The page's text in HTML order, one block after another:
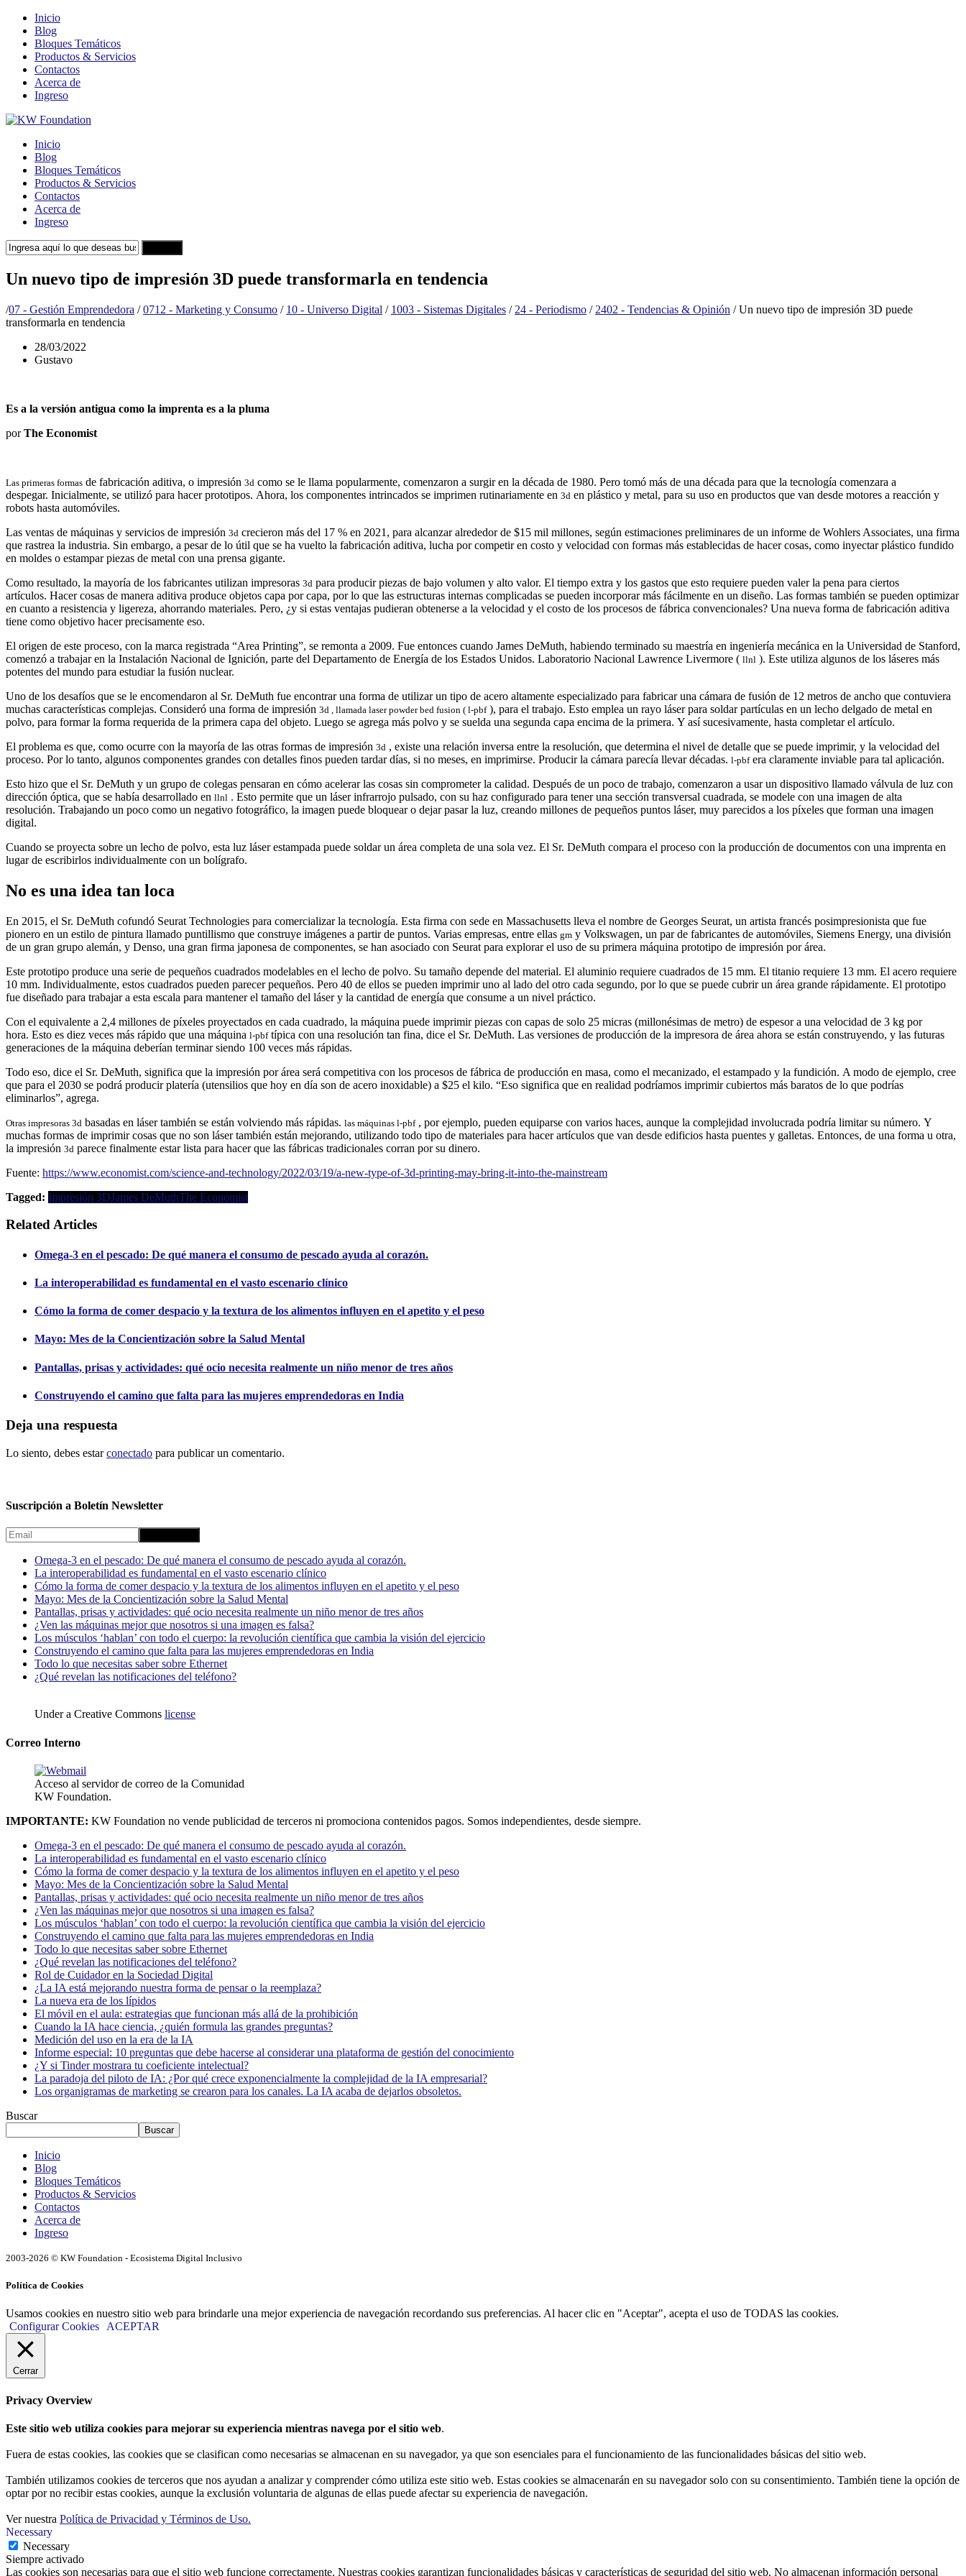
Inicio
Blog
Bloques Temáticos
Productos & Servicios
Contactos
Acerca de
Ingreso
Inicio
Blog
Bloques Temáticos
Productos & Servicios
Contactos
Acerca de
Ingreso
Un nuevo tipo de impresión 3D puede transformarla en tendencia
/07 - Gestión Emprendedora / 0712 - Marketing y Consumo / 10 - Universo Digital / 1003 - Sistemas Digitales / 24 - Periodismo / 2402 - Tendencias & Opinión /Un nuevo tipo de impresión 3D puede
transformarla en tendencia
28/03/2022
Gustavo
Es a la versión antigua como la imprenta es a la pluma
porThe Economist
Las primeras formas de fabricación aditiva, o impresión 3d como se le llama popularmente, comenzaron a surgir en la década de 1980. Pero tomó más de una década para que la tecnología comenzara a
despegar. Inicialmente, se utilizó para hacer prototipos. Ahora, los componentes intrincados se imprimen rutinariamente en 3d en plástico y metal, para su uso en productos que van desde motores a reacción y
robots hasta automóviles.
Las ventas de máquinas y servicios de impresión 3d crecieron más del 17 % en 2021, para alcanzar alrededor de $15 mil millones, según estimaciones preliminares de un informe de Wohlers Associates, una firma
que rastrea la industria. Sin embargo, a pesar de lo útil que se ha vuelto la fabricación aditiva, lucha por competir en costo y velocidad con formas más establecidas de hacer cosas, como inyectar plástico fundido
en moldes o estampar piezas de metal con una prensa gigante.
Como resultado, la mayoría de los fabricantes utilizan impresoras 3d para producir piezas de bajo volumen y alto valor. El tiempo extra y los gastos que esto requiere pueden valer la pena para ciertos
artículos. Hacer cosas de manera aditiva produce objetos capa por capa, por lo que las estructuras internas complicadas se pueden incorporar más fácilmente en un diseño. Las formas también se pueden optimizar
en cuanto a resistencia y ligereza, ahorrando materiales. Pero, ¿y si estas ventajas pudieran obtenerse a la velocidad y el costo de los procesos de fábrica convencionales? Una nueva forma de fabricación aditiva
tiene como objetivo hacer precisamente eso.
El origen de este proceso, con la marca registrada “Area Printing”, se remonta a 2009. Fue entonces cuando James DeMuth, habiendo terminado su maestría en ingeniería mecánica en la Universidad de Stanford,
comenzó a trabajar en la Instalación Nacional de Ignición, parte del Departamento de Energía de los Estados Unidos. Laboratorio Nacional Lawrence Livermore ( llnl ). Este utiliza algunos de los láseres más
potentes del mundo para estudiar la fusión nuclear.
Uno de los desafíos que se le encomendaron al Sr. DeMuth fue encontrar una forma de utilizar un tipo de acero altamente especializado para fabricar una cámara de fusión de 12 metros de ancho que contuviera
muchas características complejas. Consideró una forma de impresión 3d , llamada laser powder bed fusion ( l-pbf), para el trabajo. Esto emplea un rayo láser para soldar partículas en un lecho delgado de metal en
polvo, para formar la forma requerida de la primera capa del objeto. Luego se agrega más polvo y se suelda una segunda capa encima de la primera. Y así sucesivamente, hasta completar el artículo.
El problema es que, como ocurre con la mayoría de las otras formas de impresión 3d , existe una relación inversa entre la resolución, que determina el nivel de detalle que se puede imprimir, y la velocidad del
proceso. Por lo tanto, algunos componentes grandes con detalles finos pueden tardar días, si no meses, en imprimirse. Producir la cámara parecía llevar décadas. l-pbfera claramente inviable para tal aplicación.
Esto hizo que el Sr. DeMuth y un grupo de colegas pensaran en cómo acelerar las cosas sin comprometer la calidad. Después de un poco de trabajo, comenzaron a usar un dispositivo llamado válvula de luz con
dirección óptica, que se había desarrollado en llnl . Esto permite que un láser infrarrojo pulsado, con su haz configurado para tener una sección transversal cuadrada, se modele con una imagen de alta
resolución. Trabajando un poco como un negativo fotográfico, la imagen puede bloquear o dejar pasar la luz, creando millones de pequeños puntos láser, muy parecidos a los píxeles que forman una imagen
digital.
Cuando se proyecta sobre un lecho de polvo, esta luz láser estampada puede soldar un área completa de una sola vez. El Sr. DeMuth compara el proceso con la producción de documentos con una imprenta en
lugar de escribirlos individualmente con un bolígrafo.
No es una idea tan loca
En 2015, el Sr. DeMuth cofundó Seurat Technologies para comercializar la tecnología. Esta firma con sede en Massachusetts lleva el nombre de Georges Seurat, un artista francés posimpresionista que fue
pionero en un estilo de pintura llamado puntillismo que construye imágenes a partir de puntos. Varias empresas, entre ellas gm y Volkswagen, un par de fabricantes de automóviles, Siemens Energy, una división
de un gran grupo alemán, y Denso, una gran firma japonesa de componentes, se han asociado con Seurat para explorar el uso de su primera máquina prototipo de impresión por área.
Este prototipo produce una serie de pequeños cuadrados modelables en el lecho de polvo. Su tamaño depende del material. El aluminio requiere cuadrados de 15 mm. El titanio requiere 13 mm. El acero requiere
10 mm. Individualmente, estos cuadrados pueden parecer pequeños. Pero 40 de ellos se pueden imprimir uno al lado del otro cada segundo, por lo que se puede cubrir un área grande rápidamente. El prototipo
fue diseñado para trabajar a esta escala para mantener el tamaño del láser y la cantidad de energía que consume a un nivel práctico.
Con el equivalente a 2,4 millones de píxeles proyectados en cada cuadrado, la máquina puede imprimir piezas con capas de solo 25 micras (millonésimas de metro) de espesor a una velocidad de 3 kg por
hora. Esto es diez veces más rápido que una máquina l-pbftípica con una resolución tan fina, dice el Sr. DeMuth. Las versiones de producción de la impresora de área ahora se están construyendo, y las futuras
generaciones de la máquina deberían terminar siendo 100 veces más rápidas.
Todo eso, dice el Sr. DeMuth, significa que la impresión por área será competitiva con los procesos de fábrica de producción en masa, como el mecanizado, el estampado y la fundición. A modo de ejemplo, cree
que para el 2030 se podrá producir platería (utensilios que hoy en día son de acero inoxidable) a $25 el kilo. “Eso significa que en realidad podríamos imprimir cubiertos más baratos de lo que podrías
eliminarlos”, agrega.
Otras impresoras 3d basadas en láser también se están volviendo más rápidas. las máquinas l-pbf, por ejemplo, pueden equiparse con varios haces, aunque la complejidad involucrada podría limitar su número. Y
muchas formas de imprimir cosas que no son láser también están mejorando, utilizando todo tipo de materiales para hacer artículos que van desde edificios hasta puentes y galletas. Entonces, de una forma u otra,
la impresión 3d parece finalmente estar lista para hacer que las fábricas tradicionales corran por su dinero.
Fuente: https://www.economist.com/science-and-technology/2022/03/19/a-new-type-of-3d-printing-may-bring-it-into-the-mainstream
Tagged: Impresión 3DJames DeMuthThe Economist
Related Articles
Omega-3 en el pescado: De qué manera el consumo de pescado ayuda al corazón.
La interoperabilidad es fundamental en el vasto escenario clínico
Cómo la forma de comer despacio y la textura de los alimentos influyen en el apetito y el peso
Mayo: Mes de la Concientización sobre la Salud Mental
Pantallas, prisas y actividades: qué ocio necesita realmente un niño menor de tres años
Construyendo el camino que falta para las mujeres emprendedoras en India
Deja una respuesta
Lo siento, debes estarconectado para publicar un comentario.
Suscripción a Boletín Newsletter
Omega-3 en el pescado: De qué manera el consumo de pescado ayuda al corazón.
La interoperabilidad es fundamental en el vasto escenario clínico
Cómo la forma de comer despacio y la textura de los alimentos influyen en el apetito y el peso
Mayo: Mes de la Concientización sobre la Salud Mental
Pantallas, prisas y actividades: qué ocio necesita realmente un niño menor de tres años
¿Ven las máquinas mejor que nosotros si una imagen es falsa?
Los músculos ‘hablan’ con todo el cuerpo: la revolución científica que cambia la visión del ejercicio
Construyendo el camino que falta para las mujeres emprendedoras en India
Todo lo que necesitas saber sobre Ethernet
¿Qué revelan las notificaciones del teléfono?
Under a Creative Commons license
Correo Interno
Acceso al servidor de correo de la Comunidad
KW Foundation.
IMPORTANTE: KW Foundation no vende publicidad de terceros ni promociona contenidos pagos. Somos independientes, desde siempre.
Omega-3 en el pescado: De qué manera el consumo de pescado ayuda al corazón.
La interoperabilidad es fundamental en el vasto escenario clínico
Cómo la forma de comer despacio y la textura de los alimentos influyen en el apetito y el peso
Mayo: Mes de la Concientización sobre la Salud Mental
Pantallas, prisas y actividades: qué ocio necesita realmente un niño menor de tres años
¿Ven las máquinas mejor que nosotros si una imagen es falsa?
Los músculos ‘hablan’ con todo el cuerpo: la revolución científica que cambia la visión del ejercicio
Construyendo el camino que falta para las mujeres emprendedoras en India
Todo lo que necesitas saber sobre Ethernet
¿Qué revelan las notificaciones del teléfono?
Rol de Cuidador en la Sociedad Digital
¿La IA está mejorando nuestra forma de pensar o la reemplaza?
La nueva era de los lípidos
El móvil en el aula: estrategias que funcionan más allá de la prohibición
Cuando la IA hace ciencia, ¿quién formula las grandes preguntas?
Medición del uso en la era de la IA
Informe especial: 10 preguntas que debe hacerse al considerar una plataforma de gestión del conocimiento
¿Y si Tinder mostrara tu coeficiente intelectual?
La paradoja del piloto de IA: ¿Por qué crece exponencialmente la complejidad de la IA empresarial?
Los organigramas de marketing se crearon para los canales. La IA acaba de dejarlos obsoletos.
Buscar
Buscar
Inicio
Blog
Bloques Temáticos
Productos & Servicios
Contactos
Acerca de
Ingreso
2003-2026 © KW Foundation - Ecosistema Digital Inclusivo
Política de Cookies
Usamos cookies en nuestro sitio web para brindarle una mejor experiencia de navegación recordando sus preferencias. Al hacer clic en "Aceptar", acepta el uso de TODAS las cookies.
Configurar Cookies
ACEPTAR
Cerrar
Privacy Overview
Este sitio web utiliza cookies para mejorar su experiencia mientras navega por el sitio web.
Fuera de estas cookies, las cookies que se clasifican como necesarias se almacenan en su navegador, ya que son esenciales para el funcionamiento de las funcionalidades básicas del sitio web.
También utilizamos cookies de terceros que nos ayudan a analizar y comprender cómo utiliza este sitio web. Estas cookies se almacenarán en su navegador solo con su consentimiento. También tiene la opción de
optar por no recibir estas cookies, aunque la exclusión voluntaria de algunas de ellas puede afectar su experiencia de navegación.
Ver nuestra Política de Privacidad y Términos de Uso.
Necessary
Necessary
Siempre activado
Las cookies son necesarias para que el sitio web funcione correctamente. Nuestras cookies garantizan funcionalidades básicas y características de seguridad del sitio web. No almacenan información personal